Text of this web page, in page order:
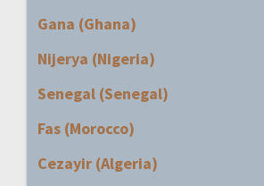
Gana (Ghana)
Nijerya (Nigeria)
Senegal (Senegal)
Fas (Morocco)
Cezayir (Algeria)